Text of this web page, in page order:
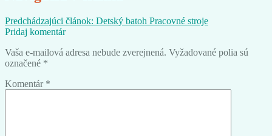
Predchádzajúci článok: Detský batoh Pracovné stroje
Pridaj komentár
Vaša e-mailová adresa nebude zverejnená. Vyžadované polia sú
označené *
Komentár *